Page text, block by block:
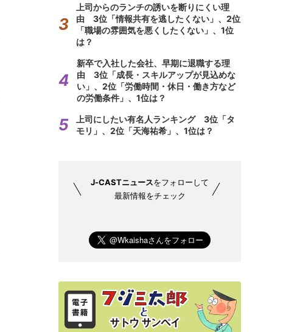
上司からのランチの誘いを断りにくい理
由 3位「情報共有を逃したくない」、2位
「職場の雰囲気を悪くしたくない」、1位
は？
新卒で入社した会社、早期に退職する理
由 3位「成長・スキルアップが見込めな
い」、2位「労働時間・休日・働き方など
の労働条件」、1位は？
上司にしたい有名人ランキング 3位「タ
モリ」、2位「天海祐希」、1位は？
J-CASTニュースをフォローして
最新情報をチェック